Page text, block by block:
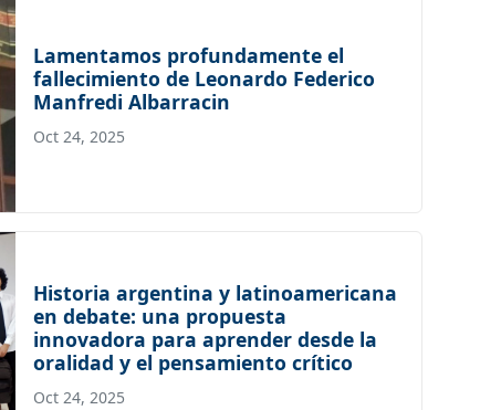
Lamentamos profundamente el
fallecimiento de Leonardo Federico
Manfredi Albarracin
Oct 24, 2025
Historia argentina y latinoamericana
en debate: una propuesta
innovadora para aprender desde la
oralidad y el pensamiento crítico
Oct 24, 2025